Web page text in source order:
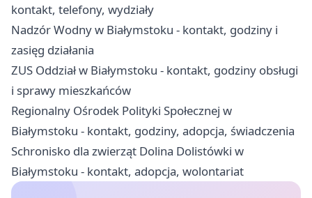
kontakt, telefony, wydziały
Nadzór Wodny w Białymstoku - kontakt, godziny i
zasięg działania
ZUS Oddział w Białymstoku - kontakt, godziny obsługi
i sprawy mieszkańców
Regionalny Ośrodek Polityki Społecznej w
Białymstoku - kontakt, godziny, adopcja, świadczenia
Schronisko dla zwierząt Dolina Dolistówki w
Białymstoku - kontakt, adopcja, wolontariat